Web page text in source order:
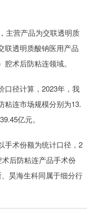
营产品为交联透明质
联透明质酸钠医用产品
术后防粘连领域。
径计算，2023年，我
粘连市场规模分别为13.
亿元。
术份额为统计口径，2
后防粘连产品手术份
昊海生科同属于细分行